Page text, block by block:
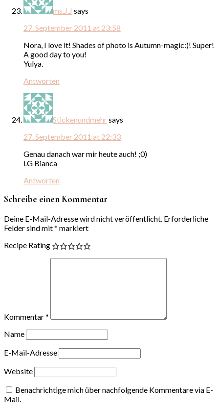
ms.J.J says
27. September 2011 at 23:58
Nora, I love it! Shades of photo is Autumn-magic:)! Super!
A good day to you!
Yulya.
Antworten
Stickenundmehrsays
27. September 2011 at 22:33
Genau danach war mir heute auch! ;0)
LG Bianca
Antworten
Schreibe einen Kommentar
Deine E-Mail-Adresse wird nicht veröffentlicht. Erforderliche
Felder sind mit* markiert
Recipe Rating
Kommentar*
Name
E-Mail-Adresse
Website
Benachrichtige mich über nachfolgende Kommentare via E-
Mail.